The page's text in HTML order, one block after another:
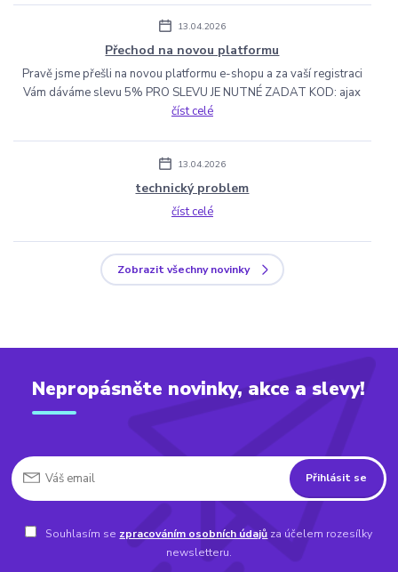
13.04.2026
Přechod na novou platformu
Pravě jsme přešli na novou platformu e-shopu a za vaší registraci
Vám dáváme slevu 5% PRO SLEVU JE NUTNÉ ZADAT KOD: ajax
číst celé
13.04.2026
technický problem
číst celé
Zobrazit všechny novinky
Nepropásněte novinky, akce a slevy!
Přihlásit se
Souhlasím se zpracováním osobních údajů za účelem rozesílky
newsletteru.